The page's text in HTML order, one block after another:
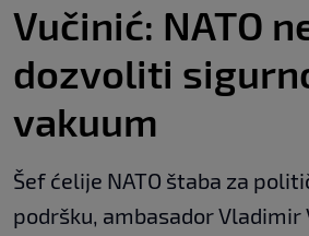
Vučinić: NATO
dozvoliti
vakuum
Šef ćelije NATO štaba za
podršku, ambasador Vladimir